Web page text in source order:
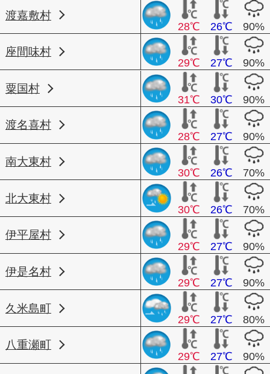
渡嘉敷村
28℃ 26℃ 90%
座間味村
29℃ 27℃ 90%
粟国村
31℃ 30℃ 90%
渡名喜村
28℃ 27℃ 90%
南大東村
30℃ 26℃ 70%
北大東村
30℃ 26℃ 70%
伊平屋村
29℃ 27℃ 90%
伊是名村
29℃ 27℃ 90%
久米島町
29℃ 27℃ 80%
八重瀬町
29℃ 27℃ 90%